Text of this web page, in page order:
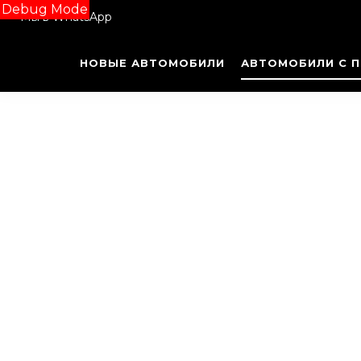
Debug Mode
Мы в WhatsApp
НОВЫЕ АВТОМОБИЛИ АВТОМОБИЛИ С